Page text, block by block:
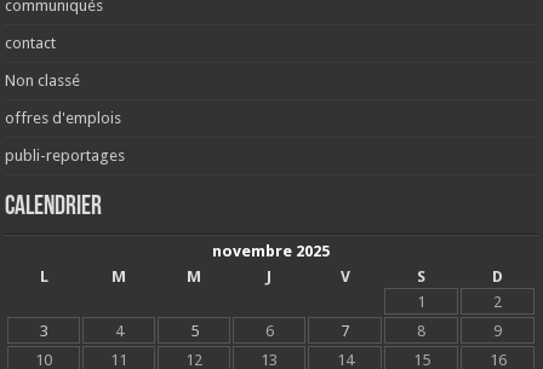
communiqués
contact
Non classé
offres d'emplois
publi-reportages
Calendrier
novembre 2025
L
M M J V S
D
1
2
3
4 5 6 7 8
9
10
11 12 13 14 15 16